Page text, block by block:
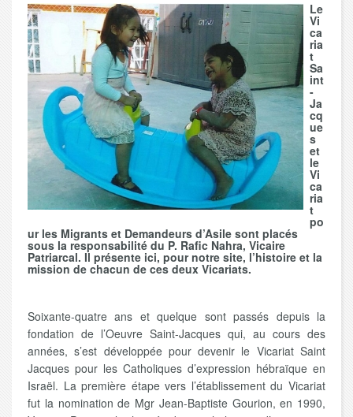
Le
Vi
ca
ria
t
Sa
int
-
Ja
cq
ue
s
et
le
Vi
ca
ria
t
po
ur les Migrants et Demandeurs d’Asile sont placés
sous la responsabilité du P. Rafic Nahra, Vicaire
Patriarcal. Il présente ici, pour notre site, l’histoire et la
mission de chacun de ces deux Vicariats.
Soixante-quatre ans et quelque sont passés depuis la
fondation de l’Oeuvre Saint-Jacques qui, au cours des
années, s’est développée pour devenir le Vicariat Saint
Jacques pour les Catholiques d’expression hébraïque en
Israël. La première étape vers l’établissement du Vicariat
fut la nomination de Mgr Jean-Baptiste Gourion, en 1990,